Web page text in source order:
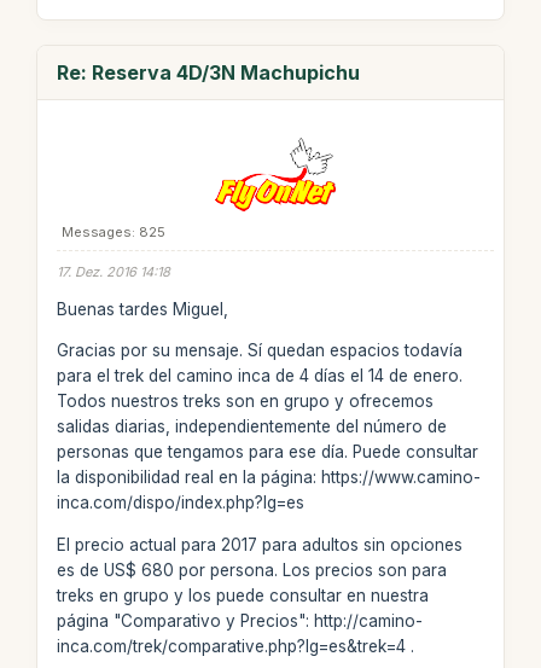
Re: Reserva 4D/3N Machupichu
Messages: 825
17. Dez. 2016 14:18
Buenas tardes Miguel,
Gracias por su mensaje. Sí quedan espacios todavía
para el trek del camino inca de 4 días el 14 de enero.
Todos nuestros treks son en grupo y ofrecemos
salidas diarias, independientemente del número de
personas que tengamos para ese día. Puede consultar
la disponibilidad real en la página: https://www.camino-
inca.com/dispo/index.php?lg=es
El precio actual para 2017 para adultos sin opciones
es de US$ 680 por persona. Los precios son para
treks en grupo y los puede consultar en nuestra
página "Comparativo y Precios": http://camino-
inca.com/trek/comparative.php?lg=es&trek=4 .